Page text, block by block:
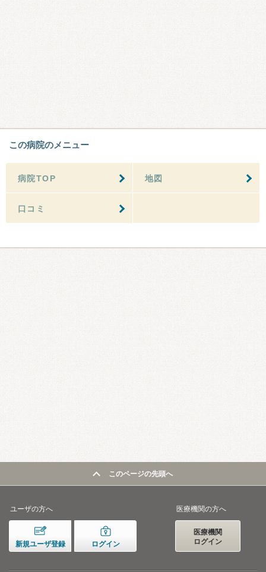
この病院のメニュー
病院TOP 地図
口コミ
このページの先頭へ
ユーザの方へ
新規ユーザ登録 ログイン
医療機関の方へ
医療機関
ログイン